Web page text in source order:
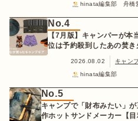
hinata編集部 舟橋
No.4
【7月版】キャンパーが
位は予約殺到したあの焚き
2026.08.02
キャン
hinata編集部
No.5
キャンプで「財布みたい」
作ホットサンドメーカー【目